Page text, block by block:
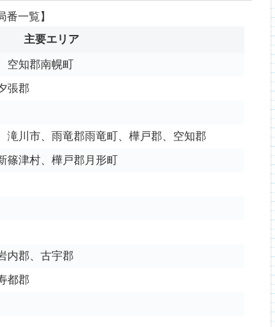
番一覧】
主要エリア
空知郡南幌町
張郡
滝川市、雨竜郡雨竜町、樺戸郡、空知郡
津村、樺戸郡月形町
内郡、古宇郡
都郡